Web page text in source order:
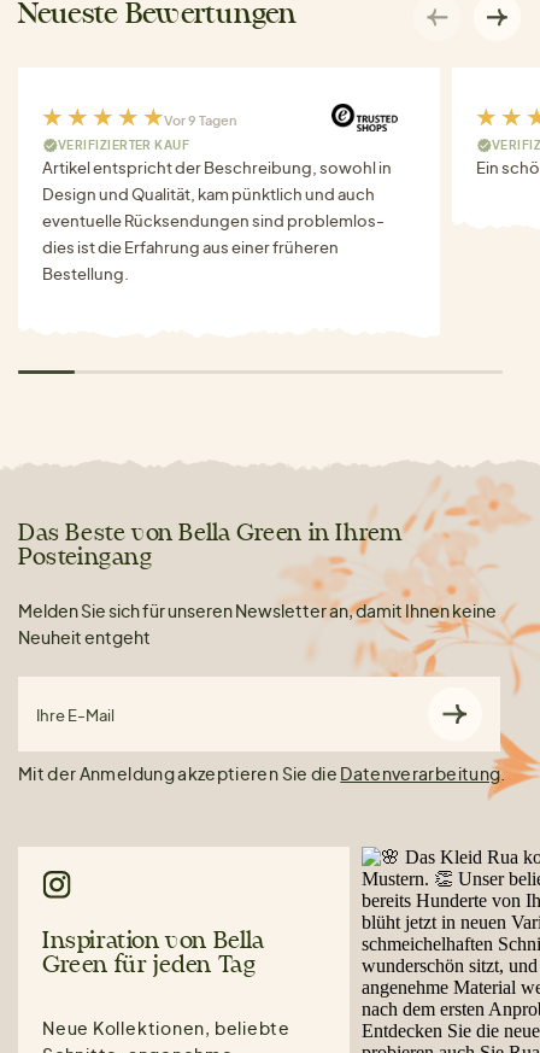
Neueste Bewertungen
Vor 9 Tagen
VERIFIZIERTER KAUF
Artikel entspricht der Beschreibung, sowohl in
Design und Qualität, kam pünktlich und auch
eventuelle Rücksendungen sind problemlos-
dies ist die Erfahrung aus einer früheren
Bestellung.
Ein
Das Beste von Bella Green in Ihrem
Posteingang
Melden Sie sich für unseren Newsletter an, damit Ihnen keine
Neuheit entgeht
Ihre E-Mail
Mit der Anmeldung akzeptieren Sie die Datenverarbeitung.
Inspiration von Bella
Green für jeden Tag
Neue Kollektionen, beliebte